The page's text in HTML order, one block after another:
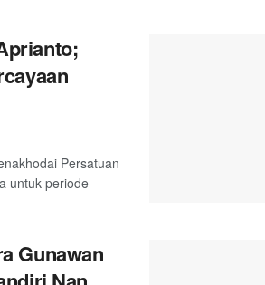
Persatuan
untuk periode
Gunawan